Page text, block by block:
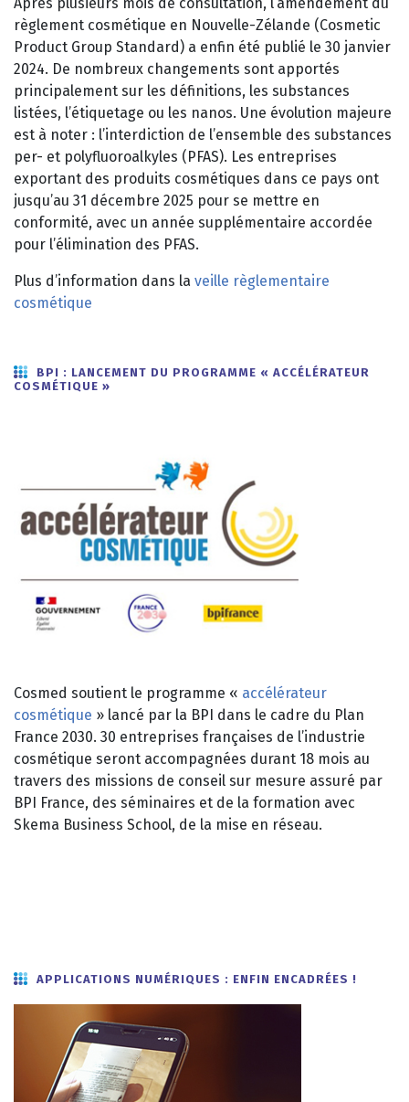
règlement cosmétique en Nouvelle-Zélande (Cosmetic
Product Group Standard) a enfin été publié le 30 janvier
2024. De nombreux changements sont apportés
principalement sur les définitions, les substances
listées, l’étiquetage ou les nanos. Une évolution majeure
est à noter : l’interdiction de l’ensemble des substances
per- et polyfluoroalkyles (PFAS). Les entreprises
exportant des produits cosmétiques dans ce pays ont
jusqu’au 31 décembre 2025 pour se mettre en
conformité, avec un année supplémentaire accordée
pour l’élimination des PFAS.
Plus d’information dans la veille règlementaire
cosmétique
BPI : LANCEMENT DU PROGRAMME « ACCÉLÉRATEUR
COSMÉTIQUE »
Cosmed soutient le programme « accélérateur
cosmétique » lancé par la BPI dans le cadre du Plan
France 2030. 30 entreprises françaises de l’industrie
cosmétique seront accompagnées durant 18 mois au
travers des missions de conseil sur mesure assuré par
BPI France, des séminaires et de la formation avec
Skema Business School, de la mise en réseau.
APPLICATIONS NUMÉRIQUES : ENFIN ENCADRÉES !